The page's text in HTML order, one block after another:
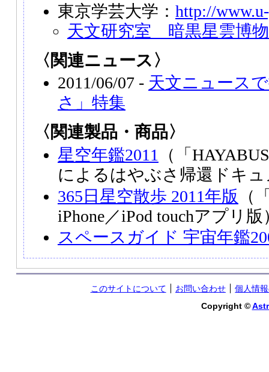
東京学芸大学： http://
天文研究室 暗黒星雲博
〈関連ニュース〉
2011/06/07 - 天文ニュース
さ」特集
〈関連製品・商品〉
星空年鑑2011 （「
によるはやぶさ帰還ドキ
365日星空散歩 2011年版 （
iPhone／iPod touchアプリ版
スペースガイド 宇宙年鑑
このサイトについて お問い合わせ
個人情
Copyright ©